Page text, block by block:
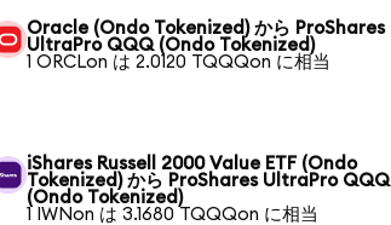
Oracle (Ondo Tokenized) から ProShares
UltraPro QQQ (Ondo Tokenized)
1 ORCLon は 2.0120 TQQQon に相当
iShares Russell 2000 Value ETF (Ondo
Tokenized) から ProShares UltraPro QQQ
(Ondo Tokenized)
1 IWNon は 3.1680 TQQQon に相当